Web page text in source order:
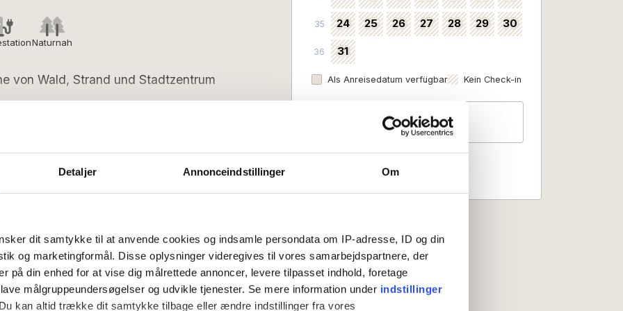
Detaljer Annonceindstillinger Om
dit samtykke til at anvende cookies og indsamle persondata om IP-adresse, ID og din
og marketingformål. Disse oplysninger videregives til vores samarbejdspartnere, der
på din enhed for at vise dig målrettede annoncer, levere tilpasset indhold, foretage
målgruppeundersøgelser og udvikle tjenester. Se mere information under indstillinger
kan altid trække dit samtykke tilbage eller ændre indstillinger fra vores
Naturnah
von Wald, Strand und Stadtzentrum
Ferienhaus von 343
und luxuriöses Ferienhaus für 14
Stadtleben. Im Innenbereich gibt es viel
einem schönen Wohnzimmer und
zwei schönen Terrassen, auf denen
bieten zwei gemütliche
auch die Abendsonne genießen
verbringen, wohnen Sie nur 200
was Ihnen viele Möglichkeiten
Sonntag
Anreisetag
(Nebensaison):
Flexibel
15:00 Check-out (spätestens): 10:00
35 24 25 26 27 28 29 30
36 31
Als Anreisedatum verfügbar Kein Check-in